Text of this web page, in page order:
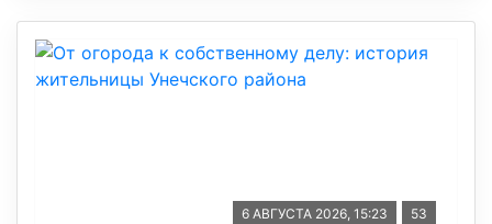
6 АВГУСТА 2026, 15:23 53